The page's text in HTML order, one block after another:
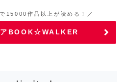
15000作品以上が読める！／
アBOOK☆WALKER